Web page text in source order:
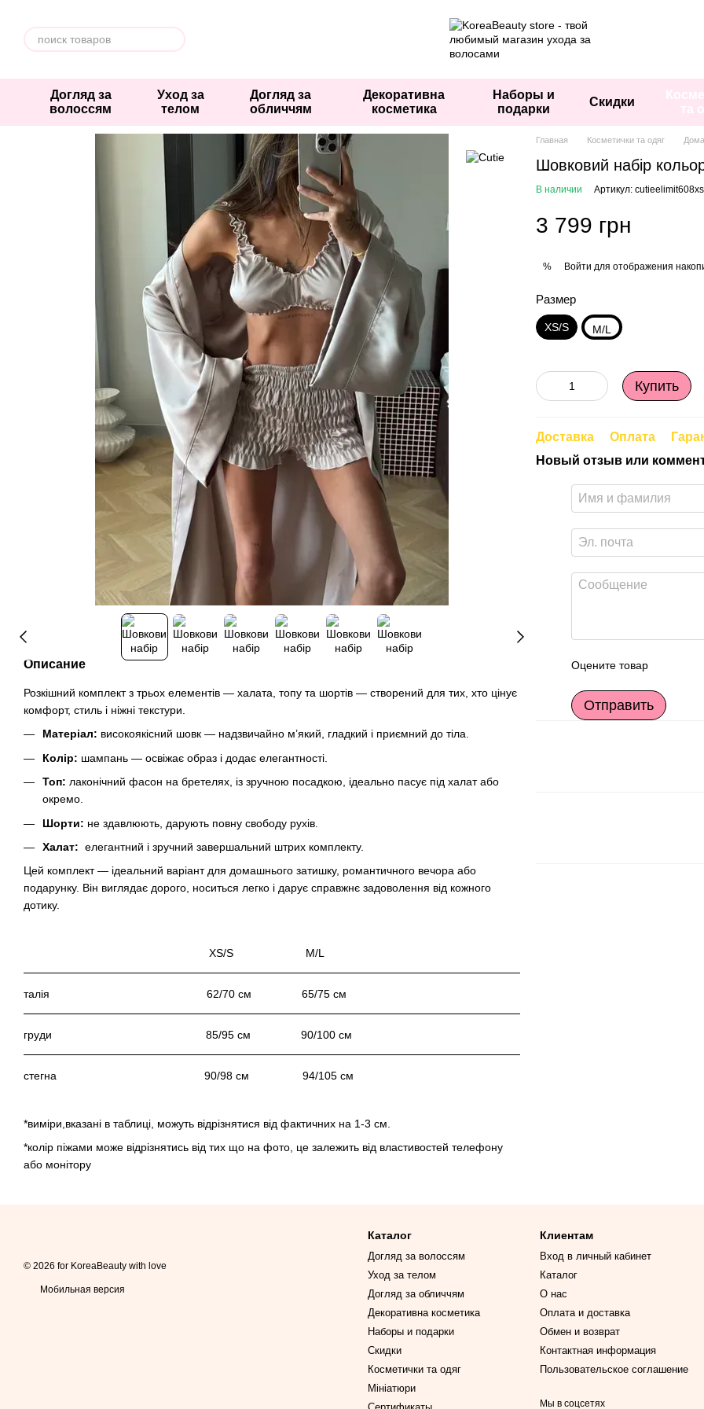
Догляд за
волоссям
Уход за
телом
Догляд за
обличчям
Декоративна
косметика
Наборы и
подарки
Скидки
Описание
Розкішний комплект з трьох елементів — халата, топу та шортів — створений для тих, хто цінує
комфорт, стиль і ніжні текстури.
Матеріал: високоякісний шовк — надзвичайно м’який, гладкий і приємний до тіла.
Колір: шампань — освіжає образ і додає елегантності.
Топ: лаконічний фасон на бретелях, із зручною посадкою, ідеально пасує під халат або
окремо.
Шорти: не здавлюють, дарують повну свободу рухів.
Халат: елегантний і зручний завершальний штрих комплекту.
Цей комплект — ідеальний варіант для домашнього затишку, романтичного вечора або
подарунку. Він виглядає дорого, носиться легко і дарує справжнє задоволення від кожного
дотику.
XS/S M/L
талія 62/70 см 65/75 см
груди 85/95 см 90/100 см
стегна 90/98 см 94/105 см
*виміри,вказані в таблиці, можуть відрізнятися від фактичних на 1-3 см.
*колір піжами може відрізнятись від тих що на фото, це залежить від властивостей телефону
або монітору
Главная Косметички та одяг
Шовковий набір
В наличии Артикул:
3 799 грн
% Войти для отображения
Размер
XS/S M/L
Купить
Доставка Оплата
Новый отзыв или
Оцените товар
Отправить
© 2026 for KoreaBeauty with love
Мобильная версия
Каталог
Догляд за волоссям
Уход за телом
Догляд за обличчям
Декоративна косметика
Наборы и подарки
Скидки
Косметички та одяг
Мініатюри
Клиентам
Вход в личный кабинет
Каталог
О нас
Оплата и доставка
Обмен и возврат
Контактная информация
Пользовательское соглашение
Мы в соцсетях